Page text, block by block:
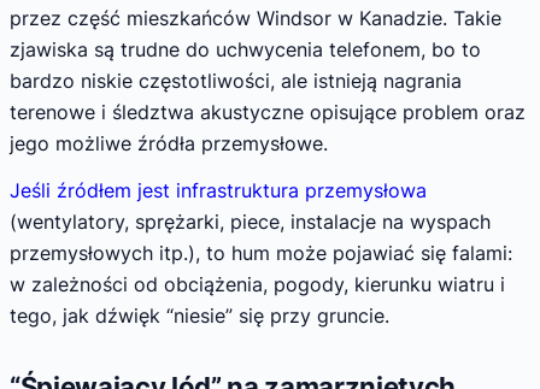
przez część mieszkańców Windsor w Kanadzie. Takie
zjawiska są trudne do uchwycenia telefonem, bo to
bardzo niskie częstotliwości, ale istnieją nagrania
terenowe i śledztwa akustyczne opisujące problem oraz
jego możliwe źródła przemysłowe.
Jeśli źródłem jest infrastruktura przemysłowa
(wentylatory, sprężarki, piece, instalacje na wyspach
przemysłowych itp.), to hum może pojawiać się falami:
w zależności od obciążenia, pogody, kierunku wiatru i
tego, jak dźwięk “niesie” się przy gruncie.